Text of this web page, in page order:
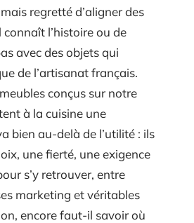
regretté d’aligner des
l’histoire ou de
avec des objets qui
de l’artisanat français.
conçus sur notre
à la cuisine une
bien au-delà de l’utilité : ils
une fierté, une exigence
s’y retrouver, entre
marketing et véritables
encore faut-il savoir où